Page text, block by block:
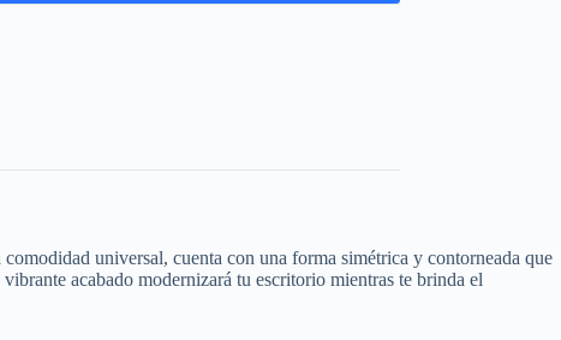
comodidad universal, cuenta con una forma simétrica y contorneada que
acabado modernizará tu escritorio mientras te brinda el